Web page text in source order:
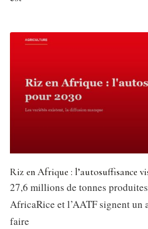
Riz en Afrique : l’autosuffisance
27,6 millions de tonnes
AfricaRice et l’AATF signent un
faire